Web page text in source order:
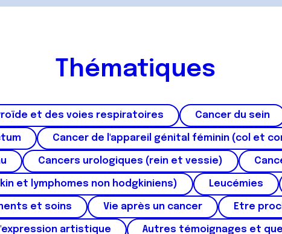
Thématiques
et des voies respiratoires Cancer du sein
Cancer de l'appareil génital féminin (col et
Cancers urologiques (rein et vessie)
et lymphomes non hodgkiniens) Leucémies
et soins Vie après un cancer Etre
artistique Autres témoignages et